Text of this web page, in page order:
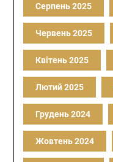
Серпень 2025
Червень 2025
Квітень 2025
Лютий 2025
Грудень 2024
Жовтень 2024